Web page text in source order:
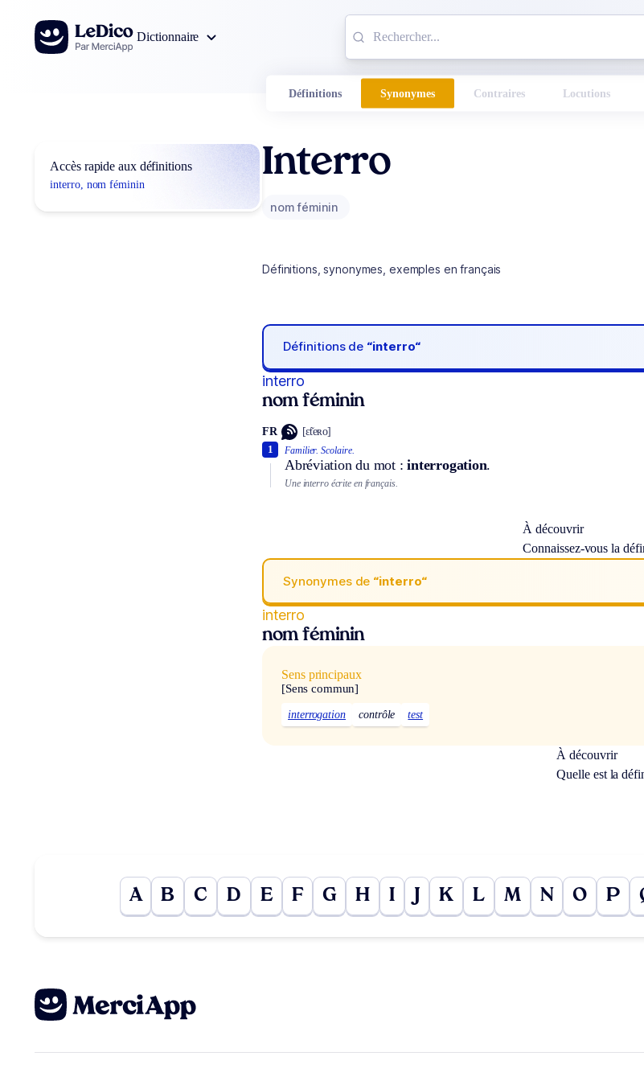
Aller au contenu
Dictionnaire
Définitions Synonymes Contraires Locutions
Accès rapide aux définitions
interro, nom féminin
Interro
nom féminin
Définitions, synonymes, exemples en français
Définitions de “interro“
interro
nom féminin
FR [ɛ̃teʀo]
Familier. Scolaire.
Abréviation du mot :interrogation.
1
Une interro écrite en français.
À découvrir
Connaissez-vous la
Synonymes de “interro“
interro
nom féminin
Sens principaux
[Sens commun]
interrogation contrôle test
À découvrir
Quelle est la
A B C D E F G H I J K L M N O P